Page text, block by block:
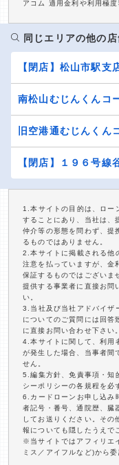
アコム 適用金利や利用極
同じエリアの他の
【閉店】松山市駅支
南松山むじんくんコ
旧空港通むじんくん
【閉店】１９６号線
1.本サイトの目的は、ロー
することにあり、当社は、
仲介等の形態を問わず、提
るものではありません。
2.本サイトに掲載される他
注意を払っていますが、金
保証するものではございま
提供する事業者に直接お問
い。
3.当社及び当社アドバイザ
についてのご質問には回答
に直接お問い合わせ下さい。
4.本サイトに関して、利用
が発生した場合、当事者間
せん。
5.編集方針、免責事項・知
シーポリシーの各規程を必
6.カードローンお申し込み
者記号・番号、通院歴、臓
してお送りください。その
報についても隠したうえで
※当サイトではアフィリエ
ミス／アイフルなど)から